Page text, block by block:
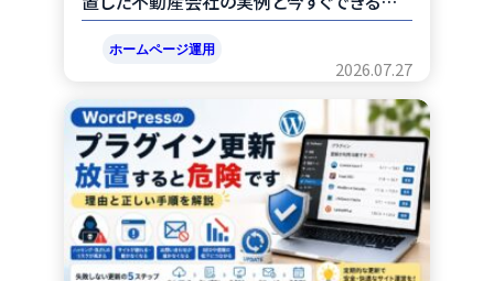
策
ホームページ運用
2026.07.27